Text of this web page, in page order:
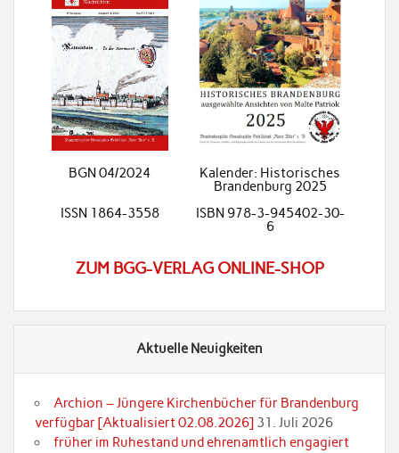
BGN 04/2024
Kalender: Historisches
Brandenburg 2025
ISSN 1864-3558
ISBN 978-3-945402-30-
6
ZUM BGG-VERLAG ONLINE-SHOP
Aktuelle Neuigkeiten
Archion – Jüngere Kirchenbücher für Brandenburg
verfügbar [Aktualisiert 02.08.2026] 31. Juli 2026
früher im Ruhestand und ehrenamtlich engagiert